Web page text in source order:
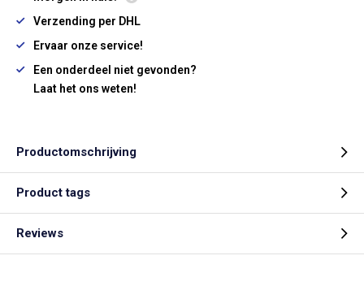
Verzending per DHL
Ervaar onze service!
Een onderdeel niet gevonden?
Laat het ons weten!
Productomschrijving
Product tags
Reviews